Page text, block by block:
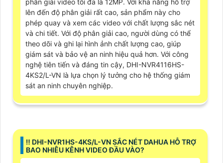
phân giải video tối đa là 12MP. Với khả năng hỗ trợ
lên đến độ phân giải rất cao, sản phẩm này cho
phép quay và xem các video với chất lượng sắc nét
và chi tiết. Với độ phân giải cao, người dùng có thể
theo dõi và ghi lại hình ảnh chất lượng cao, giúp
giám sát và bảo vệ an ninh hiệu quả hơn. Với công
nghệ tiên tiến và đáng tin cậy, DHI-NVR4116HS-
4KS2/L-VN là lựa chọn lý tưởng cho hệ thống giám
sát an ninh chuyên nghiệp.
‼️ DHI-NVR1HS-4KS/L-VN SẮC NÉT DAHUA HỖ TRỢ
BAO NHIÊU KÊNH VIDEO ĐẦU VÀO?